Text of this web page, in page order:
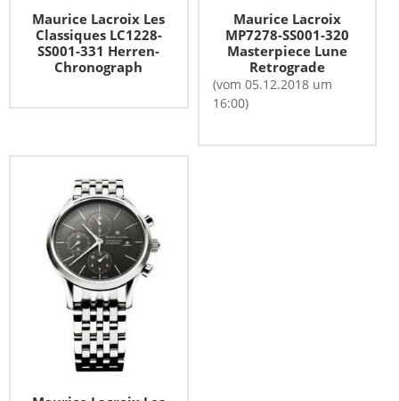
Maurice Lacroix Les
Classiques LC1228-
SS001-331 Herren-
Chronograph
Maurice Lacroix
MP7278-SS001-320
Masterpiece Lune
Retrograde
(vom 05.12.2018 um
16:00)